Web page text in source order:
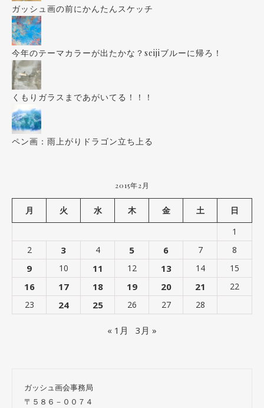
ガッシュ画の前にかんたんスケッチ
今年のテーマカラーが出たかな？seijiブルーに帰ろ！
くもりガラスまであがいてる！！！
ペン画：雨上がりドラゴン立ち上る
2015年2月
月 火 水 木 金 土
日
1
2
3 4 5 6 7 8
9 10 11 12 13 14 15
16 17 18 19 20 21
22
23
24 25 26 27 28
« 1月 3月 »
ガッシュ画会事務局
〒５８６－００７４